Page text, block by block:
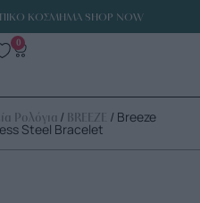
ΚΟΣΜΗΜΑ SHOP NOW
0
Ρολόγια / BREEZE / Breeze
Steel Bracelet